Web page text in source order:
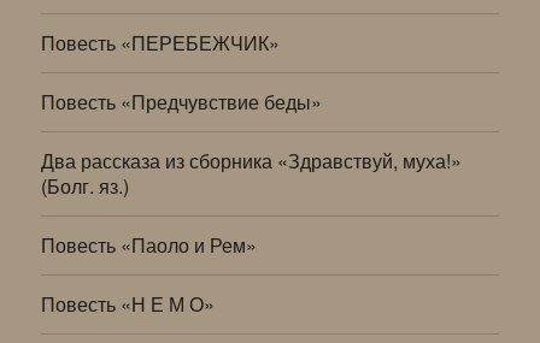
Повесть «ПЕРЕБЕЖЧИК»
Повесть «Предчувствие беды»
Два рассказа из сборника «Здравствуй, муха!»
(Болг. яз.)
Повесть «Паоло и Рем»
Повесть «Н Е М О»